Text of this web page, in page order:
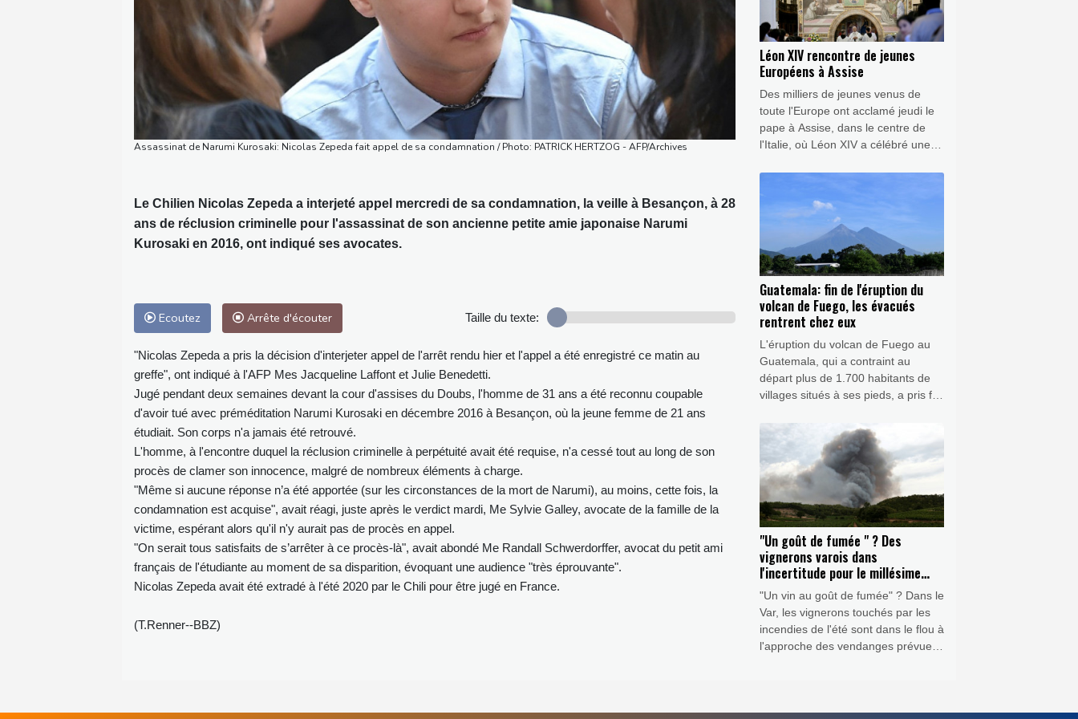
Assassinat de Narumi Kurosaki: Nicolas Zepeda fait appel de sa condamnation / Photo: PATRICK HERTZOG - AFP/Archives
Le Chilien Nicolas Zepeda a interjeté appel mercredi de sa condamnation, la veille à Besançon, à 28
ans de réclusion criminelle pour l'assassinat de son ancienne petite amie japonaise Narumi
Kurosaki en 2016, ont indiqué ses avocates.
Ecoutez Arrête d'écouter Taille du texte:
"Nicolas Zepeda a pris la décision d'interjeter appel de l'arrêt rendu hier et l'appel a été enregistré ce matin au
greffe", ont indiqué à l'AFP Mes Jacqueline Laffont et Julie Benedetti.
Jugé pendant deux semaines devant la cour d'assises du Doubs, l'homme de 31 ans a été reconnu coupable
d'avoir tué avec préméditation Narumi Kurosaki en décembre 2016 à Besançon, où la jeune femme de 21 ans
étudiait. Son corps n'a jamais été retrouvé.
L'homme, à l'encontre duquel la réclusion criminelle à perpétuité avait été requise, n'a cessé tout au long de son
procès de clamer son innocence, malgré de nombreux éléments à charge.
"Même si aucune réponse n’a été apportée (sur les circonstances de la mort de Narumi), au moins, cette fois, la
condamnation est acquise", avait réagi, juste après le verdict mardi, Me Sylvie Galley, avocate de la famille de la
victime, espérant alors qu'il n'y aurait pas de procès en appel.
"On serait tous satisfaits de s’arrêter à ce procès-là", avait abondé Me Randall Schwerdorffer, avocat du petit ami
français de l'étudiante au moment de sa disparition, évoquant une audience "très éprouvante".
Nicolas Zepeda avait été extradé à l'été 2020 par le Chili pour être jugé en France.
(T.Renner--BBZ)
Léon XIV rencontre de jeunes
Européens à Assise
Des milliers de jeunes venus de
toute l'Europe ont acclamé jeudi le
pape à Assise, dans le centre de
l'Italie, où Léon XIV a célébré une
commémorations du 800e
François.
Guatemala: fin de l'éruption du
volcan de Fuego, les évacués
rentrent chez eux
L'éruption du volcan de Fuego au
Guatemala, qui a contraint au
départ plus de 1.700 habitants de
villages situés à ses pieds, a pris fin
évacués a commencé.
"Un goût de fumée " ? Des
vignerons varois dans
l'incertitude pour le millésime
2026
"Un vin au goût de fumée" ? Dans le
Var, les vignerons touchés par les
incendies de l'été sont dans le flou à
l'approche des vendanges prévues